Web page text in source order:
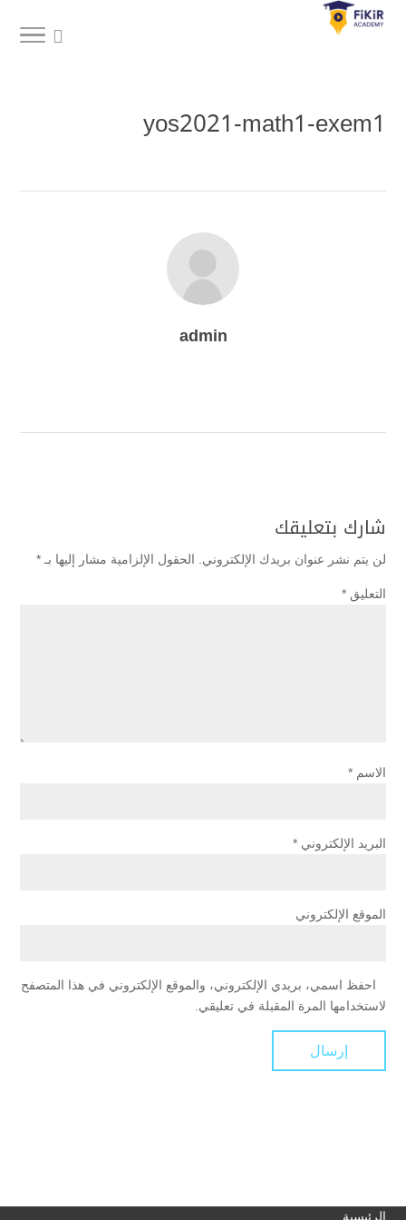
yos2021-math1-exem1
admin
شارك بتعليقك
لن يتم نشر عنوان بريدك الإلكتروني. الحقول الإلزامية مشار إليها بـ *
التعليق *
الاسم *
البريد الإلكتروني *
الموقع الإلكتروني
احفظ اسمي، بريدي الإلكتروني، والموقع الإلكتروني في هذا المتصفح
لاستخدامها المرة المقبلة في تعليقي.
الرئيسية